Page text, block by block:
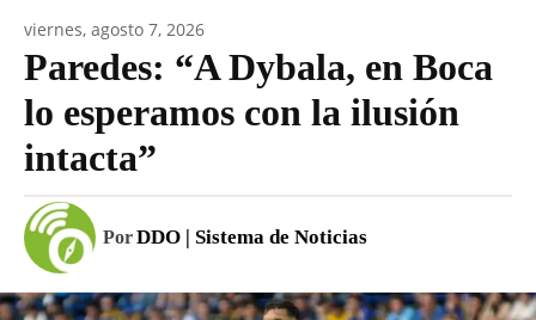
viernes, agosto 7, 2026
Paredes: “A Dybala, en Boca
lo esperamos con la ilusión
intacta”
PorDDO | Sistema de Noticias